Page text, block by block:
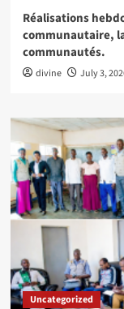
Réalisations
communautaire,
communautés.
divine July 3,
Uncategorized